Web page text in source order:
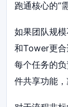
跑通核心的“
如果团队规
和Tower更合
每个任务的
件共享功能，